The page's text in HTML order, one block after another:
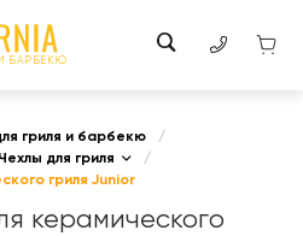
БАРБЕКЮ
гриля и барбекю
/
Чехлы для гриля
/
гриля Junior
керамического